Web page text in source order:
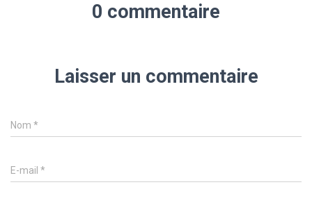
0 commentaire
Laisser un commentaire
Nom *
E-mail *